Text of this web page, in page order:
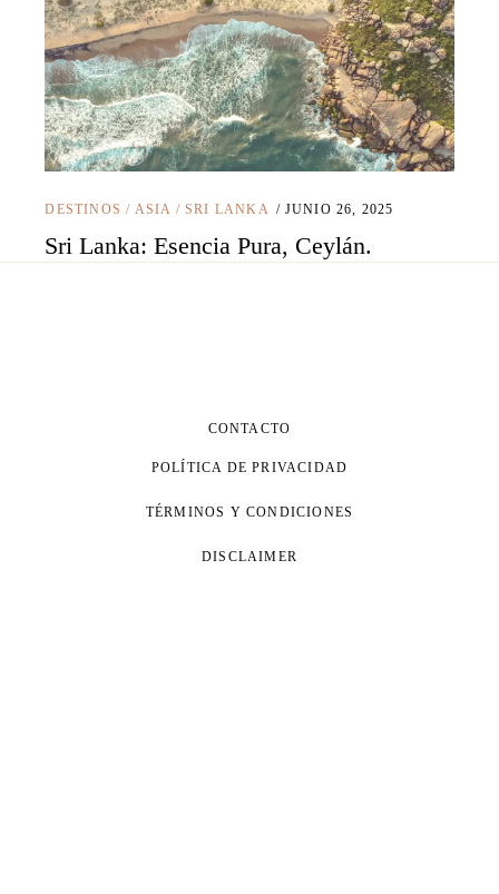
DESTINOS / ASIA / SRI LANKA JUNIO 26, 2025
Sri Lanka: Esencia Pura, Ceylán.
CONTACTO
POLÍTICA DE PRIVACIDAD
TÉRMINOS Y CONDICIONES
DISCLAIMER